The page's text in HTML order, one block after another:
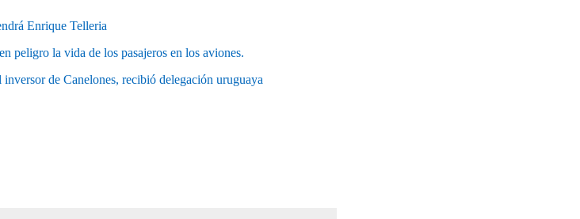
Enrique Telleria
peligro la vida de los pasajeros en los aviones.
de Canelones, recibió delegación uruguaya